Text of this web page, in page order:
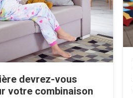
devrez-vous
votre combinaison